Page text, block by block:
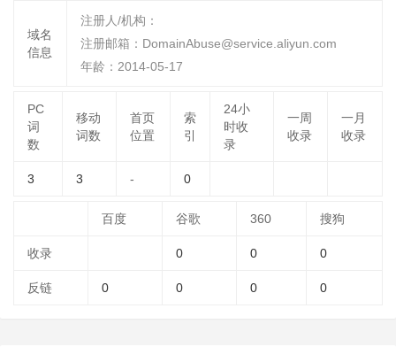
域名
信息
注册人/机构：
注册邮箱：DomainAbuse@service.aliyun.com
年龄：2014-05-17
PC
词
数
移动
词数
首页
位置
索
引
24小
时收
录
一周
收录
一月
收录
3 3 - 0
百度 谷歌 360 搜狗
收录 0 0 0
反链 0 0 0 0